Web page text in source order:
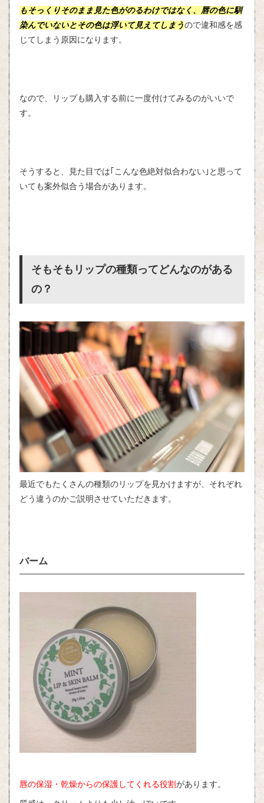
もそっくりそのまま見た色がのるわけではなく、唇の色に馴
染んでいないとその色は浮いて見えてしまうので違和感を感
じてしまう原因になります。
なので、リップも購入する前に一度付けてみるのがいいで
す。
そうすると、見た目では｢こんな色絶対似合わない｣と思って
いても案外似合う場合があります。
そもそもリップの種類ってどんなのがある
の？
最近でもたくさんの種類のリップを見かけますが、それぞれ
どう違うのかご説明させていただきます。
バーム
唇の保湿・乾燥からの保護してくれる役割 があります。